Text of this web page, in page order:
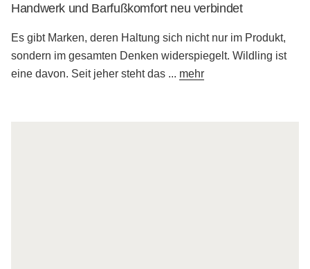
Handwerk und Barfußkomfort neu verbindet
Es gibt Marken, deren Haltung sich nicht nur im Produkt,
sondern im gesamten Denken widerspiegelt. Wildling ist
eine davon. Seit jeher steht das ... mehr